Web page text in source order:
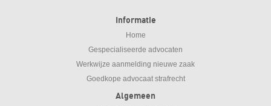
Informatie
Home
Gespecialiseerde advocaten
Werkwijze aanmelding nieuwe zaak
Goedkope advocaat strafrecht
Algemeen